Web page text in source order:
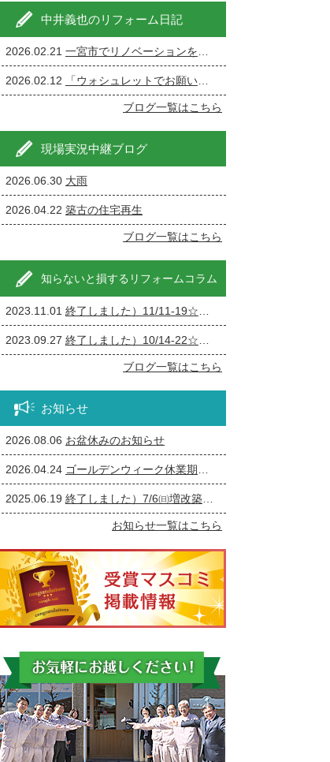
中井義也のリフォーム日記
2026.02.21 一宮市でリノベーションを成功させる完全ガイド
2026.02.12 「ウォシュレットでお願いします」←現場が一番ざわつく一言です。
ブログ一覧はこちら
現場実況中継ブログ
2026.06.30 大雨
2026.04.22 築古の住宅再生
ブログ一覧はこちら
知らないと損するリフォームコラム
2023.11.01 終了しました）11/11-19☆家の修理・リフォーム・リノベーション相談会
2023.09.27 終了しました）10/14-22☆一宮市の個人事業主の方必見！事務所の修繕・リフォーム相談会
ブログ一覧はこちら
お知らせ
2026.08.06 お盆休みのお知らせ
2026.04.24 ゴールデンウィーク休業期間のお知らせ
2025.06.19 終了しました）7/6㈰増改築・リフォームまつり
お知らせ一覧はこちら